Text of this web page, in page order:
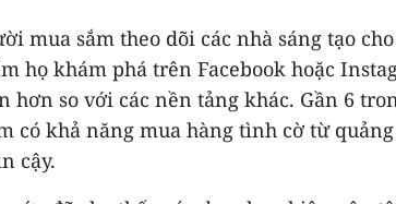
mua sắm theo dõi các nhà sáng tạo
họ khám phá trên Facebook hoặc
hơn so với các nền tảng khác. Gần 6
có khả năng mua hàng tình cờ từ
cậy.